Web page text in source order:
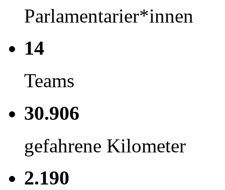
Parlamentarier*innen
14
Teams
30.906
gefahrene Kilometer
2.190